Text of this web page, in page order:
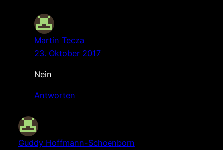
Martin Tecza
23. Oktober 2017
Nein
Antworten
Guddy Hoffmann-Schoenborn